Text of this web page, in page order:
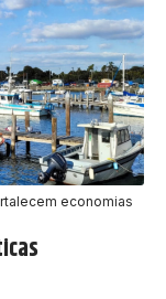
economias